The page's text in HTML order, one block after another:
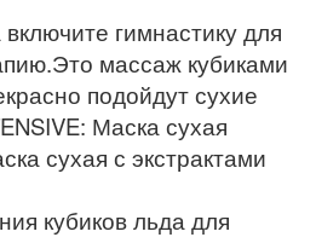
гимнастику для
массаж кубиками
подойдут сухие
Маска сухая
сухая с экстрактами
кубиков льда для